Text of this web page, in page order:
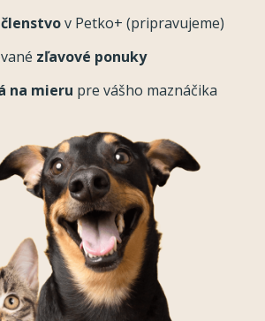
v Petko+ (pripravujeme)
zľavové ponuky
na mieru pre vášho maznáčika